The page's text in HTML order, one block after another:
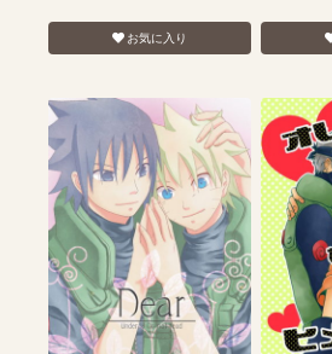
お気に入り